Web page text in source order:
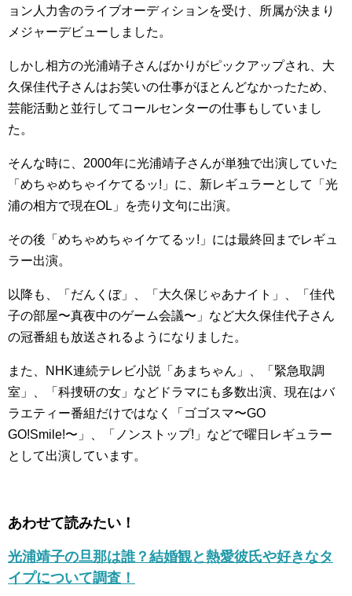
ョン人力舎のライブオーディションを受け、所属が決まり
メジャーデビューしました。
しかし相方の光浦靖子さんばかりがピックアップされ、大
久保佳代子さんはお笑いの仕事がほとんどなかったため、
芸能活動と並行してコールセンターの仕事もしていまし
た。
そんな時に、2000年に光浦靖子さんが単独で出演していた
「めちゃめちゃイケてるッ!」に、新レギュラーとして「光
浦の相方で現在OL」を売り文句に出演。
その後「めちゃめちゃイケてるッ!」には最終回までレギュ
ラー出演。
以降も、「だんくぼ」、「大久保じゃあナイト」、「佳代
子の部屋〜真夜中のゲーム会議〜」など大久保佳代子さん
の冠番組も放送されるようになりました。
また、NHK連続テレビ小説「あまちゃん」、「緊急取調
室」、「科捜研の女」などドラマにも多数出演、現在はバ
ラエティー番組だけではなく「ゴゴスマ〜GO
GO!Smile!〜」、「ノンストップ!」などで曜日レギュラー
として出演しています。
あわせて読みたい！
光浦靖子の旦那は誰？結婚観と熱愛彼氏や好きなタ
イプについて調査！